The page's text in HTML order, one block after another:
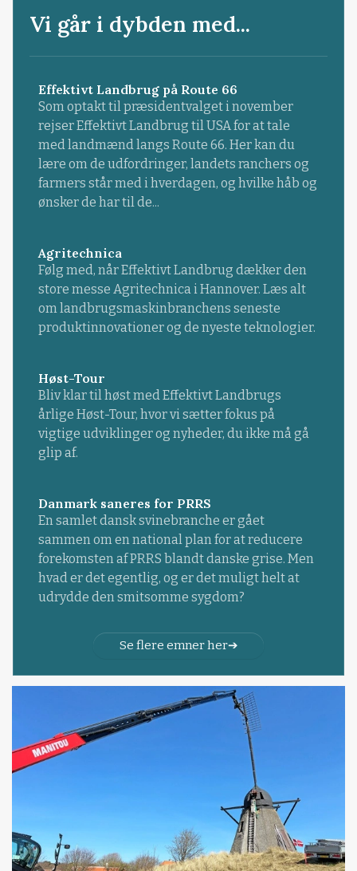
Vi går i dybden med...
Effektivt Landbrug på Route 66
Som optakt til præsidentvalget i november
rejser Effektivt Landbrug til USA for at tale
med landmænd langs Route 66. Her kan du
lære om de udfordringer, landets ranchers og
farmers står med i hverdagen, og hvilke håb og
ønsker de har til de...
Agritechnica
Følg med, når Effektivt Landbrug dækker den
store messe Agritechnica i Hannover. Læs alt
om landbrugsmaskinbranchens seneste
produktinnovationer og de nyeste teknologier.
Høst-Tour
Bliv klar til høst med Effektivt Landbrugs
årlige Høst-Tour, hvor vi sætter fokus på
vigtige udviklinger og nyheder, du ikke må gå
glip af.
Danmark saneres for PRRS
En samlet dansk svinebranche er gået
sammen om en national plan for at reducere
forekomsten af PRRS blandt danske grise. Men
hvad er det egentlig, og er det muligt helt at
udrydde den smitsomme sygdom?
Se flere emner her